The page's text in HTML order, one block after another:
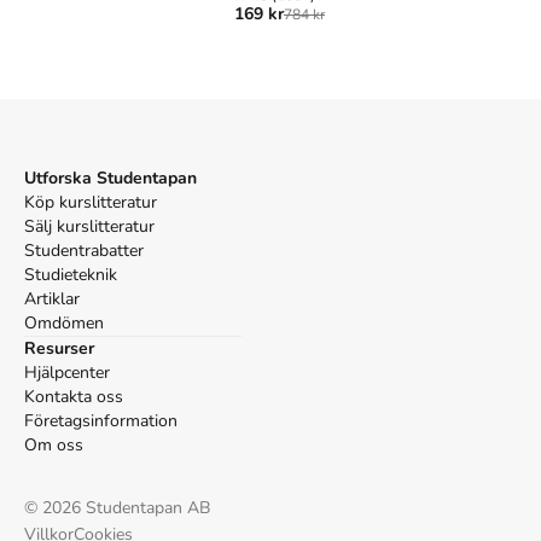
delrapport 3 i projektet ”Brandmannens fysiska förmåga.”
Myndigheten för samhällsskydd och beredskap; 2012.
169 kr784 kr
Utforska Studentapan
Köp kurslitteratur
Sälj kurslitteratur
Studentrabatter
Studieteknik
Artiklar
Omdömen
Resurser
Hjälpcenter
Kontakta oss
Företagsinformation
Om oss
© 2026 Studentapan AB
VillkorCookies